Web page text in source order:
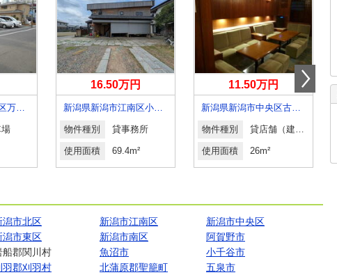
新潟県新潟市中央区万代５丁目
16.50万円
新潟県新潟市江南区小杉１丁目
物件種別 貸事務所
使用面積 69.4m²
11.50万円
新潟県新潟市中央区古町通９番町
物件種別 貸店舗（建物一部）
使用面積 26m²
潟市北区 新潟市江南区
新潟市中央区
潟市東区 新潟市南区
阿賀野市
船郡関川村 魚沼市
小千谷市
羽郡刈羽村 北蒲原郡聖籠町
五泉市